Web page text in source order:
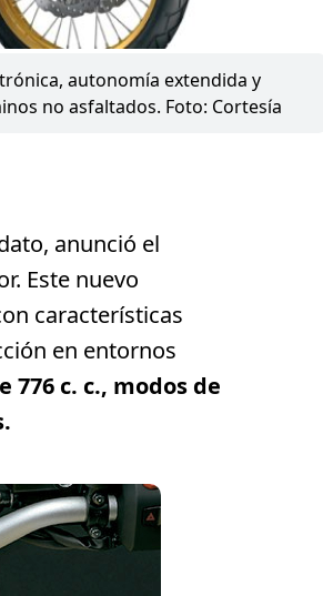
autonomía extendida y
no asfaltados. Foto: Cortesía
anunció el
Este nuevo
características
en entornos
c. c., modos de